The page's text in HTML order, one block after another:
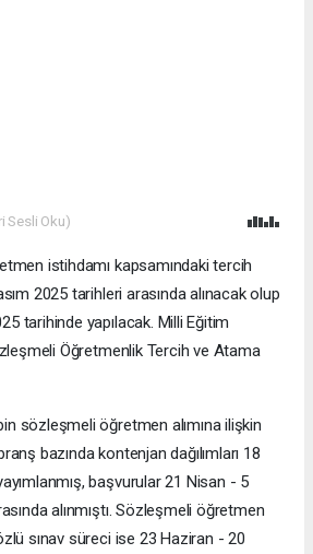
Sesli Oku)
istihdamı kapsamındaki tercih
2025 tarihleri arasında alınacak olup
tarihinde yapılacak. Milli Eğitim
Öğretmenlik Tercih ve Atama
sözleşmeli öğretmen alımına ilişkin
bazında kontenjan dağılımları 18
başvurular 21 Nisan - 5
alınmıştı. Sözleşmeli öğretmen
sınav süreci ise 23 Haziran - 20